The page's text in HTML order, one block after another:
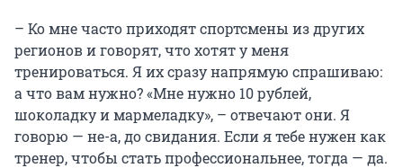
– Ко мне часто приходят спортсмены из других
регионов и говорят, что хотят у меня
тренироваться. Я их сразу напрямую спрашиваю:
а что вам нужно? «Мне нужно 10 рублей,
шоколадку и мармеладку», – отвечают они. Я
говорю — не-а, до свидания. Если я тебе нужен как
тренер, чтобы стать профессиональнее, тогда — да.